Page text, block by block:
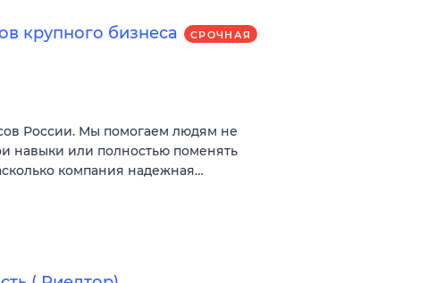
крупного бизнеса СРОЧНАЯ
России. Мы помогаем людям не
навыки или полностью поменять
компания надежная…